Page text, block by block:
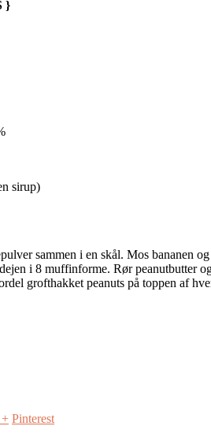
}
sirup)
sammen i en skål. Mos bananen
i 8 muffinforme. Rør peanutbutter
grofthakket peanuts på toppen af
Pinterest